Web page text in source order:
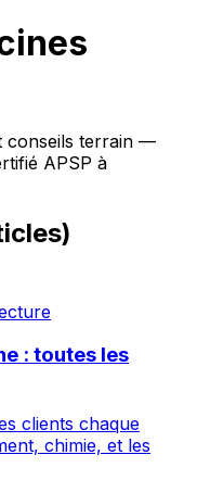
conseils terrain —
APSP à
: toutes les
clients chaque
chimie, et les